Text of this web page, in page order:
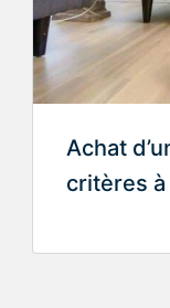
Achat
critères